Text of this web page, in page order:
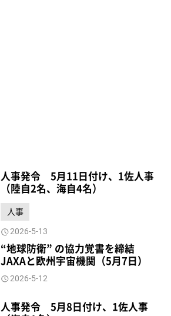
人事発令 5月11日付け、1佐人事
（陸自2名、海自4名）
人事
2026-5-13
“地球防衛” の協力覚書を締結
JAXAと欧州宇宙機関（5月7日）
2026-5-12
人事発令 5月8日付け、1佐人事